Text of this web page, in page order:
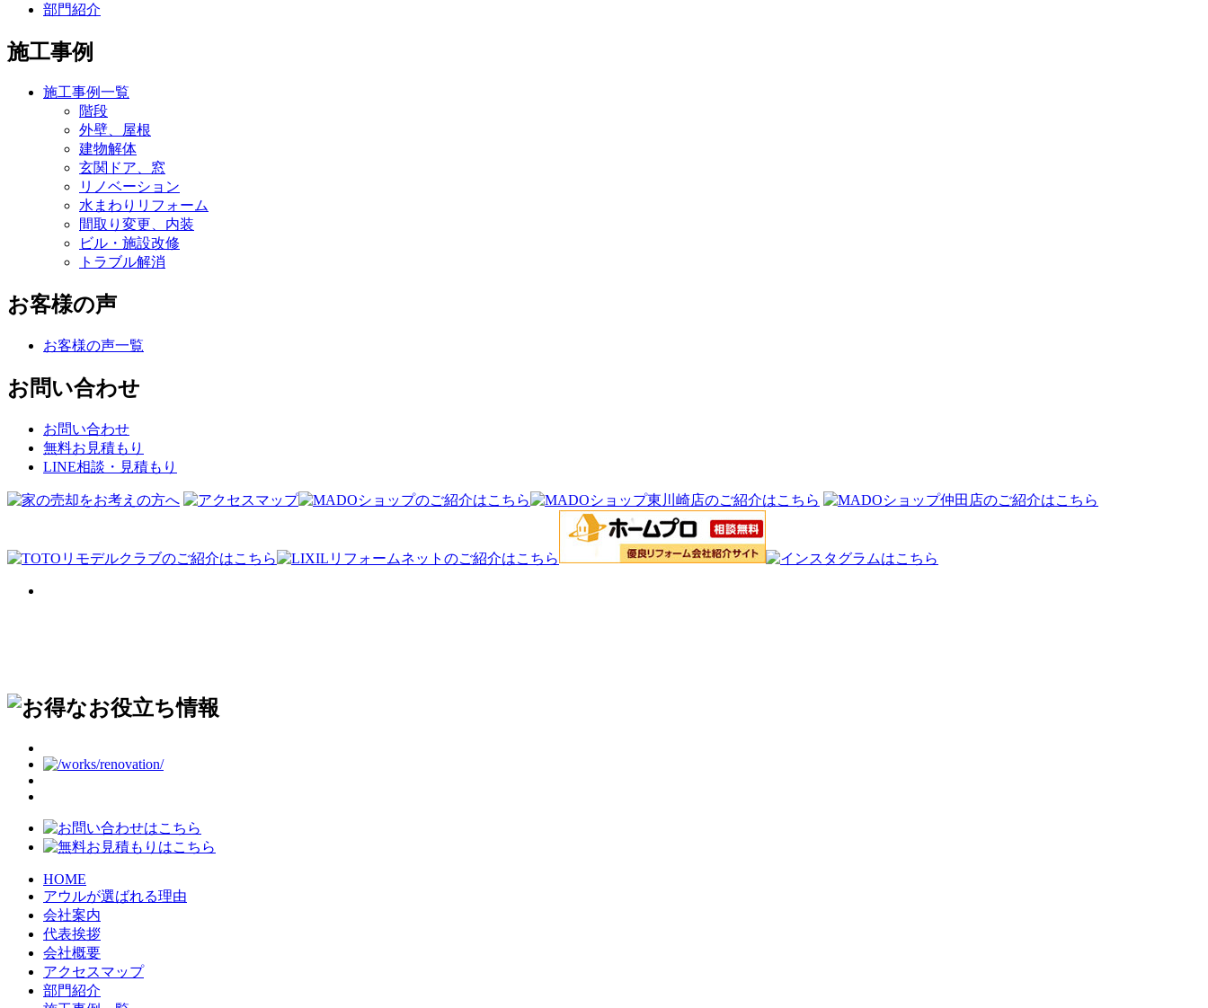
部門紹介
施工事例
施工事例一覧
階段
外壁、屋根
建物解体
玄関ドア、窓
リノベーション
水まわりリフォーム
間取り変更、内装
ビル・施設改修
トラブル解消
お客様の声
お客様の声一覧
お問い合わせ
お問い合わせ
無料お見積もり
LINE相談・見積もり
HOME
アウルが選ばれる理由
会社案内
代表挨拶
会社概要
アクセスマップ
部門紹介